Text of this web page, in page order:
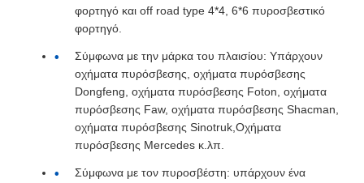
φορτηγό και off road type 4*4, 6*6 πυροσβεστικό
φορτηγό.
Σύμφωνα με την μάρκα του πλαισίου: Υπάρχουν
οχήματα πυρόσβεσης, οχήματα πυρόσβεσης
Dongfeng, οχήματα πυρόσβεσης Foton, οχήματα
πυρόσβεσης Faw, οχήματα πυρόσβεσης Shacman,
οχήματα πυρόσβεσης Sinotruk,Οχήματα
πυρόσβεσης Mercedes κ.λπ.
Σύμφωνα με τον πυροσβέστη: υπάρχουν ένα